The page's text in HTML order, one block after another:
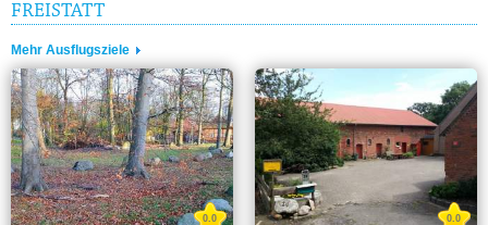
FREISTATT
Mehr Ausflugsziele
0.0 0.0